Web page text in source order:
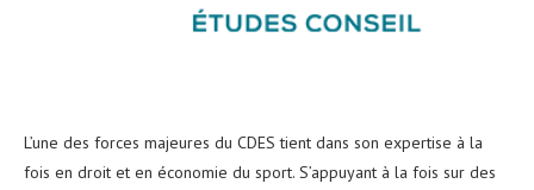
L’une des forces majeures du CDES tient dans son expertise à la
fois en droit et en économie du sport. S’appuyant à la fois sur des